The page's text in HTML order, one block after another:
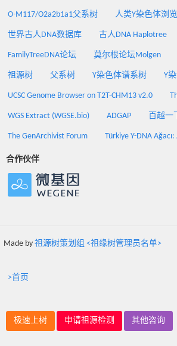
O-M117/O2a2b1a1父系树 人类Y染色体浏
世界古人DNA数据库 古人DNA Haplotree
FamilyTreeDNA论坛 莫尔根论坛Molgen
祖源树 父系树 Y染色体谱系树 Y
UCSC Genome Browser on T2T-CHM13 v2.0
WGS Extract (WGSE.bio) ADGAP 百越一
The GenArchivist Forum Türkiye Y-DNA
合作伙伴
Made by 祖源树策划组 <祖缘树管理员名单>
>首页
极速上树 申请祖源检测 其他咨询